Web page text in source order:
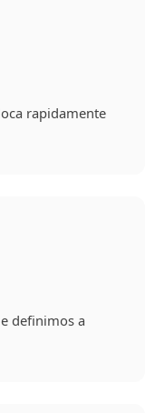
rapidamente
definimos a